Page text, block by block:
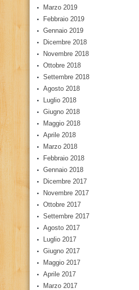
Marzo 2019
Febbraio 2019
Gennaio 2019
Dicembre 2018
Novembre 2018
Ottobre 2018
Settembre 2018
Agosto 2018
Luglio 2018
Giugno 2018
Maggio 2018
Aprile 2018
Marzo 2018
Febbraio 2018
Gennaio 2018
Dicembre 2017
Novembre 2017
Ottobre 2017
Settembre 2017
Agosto 2017
Luglio 2017
Giugno 2017
Maggio 2017
Aprile 2017
Marzo 2017